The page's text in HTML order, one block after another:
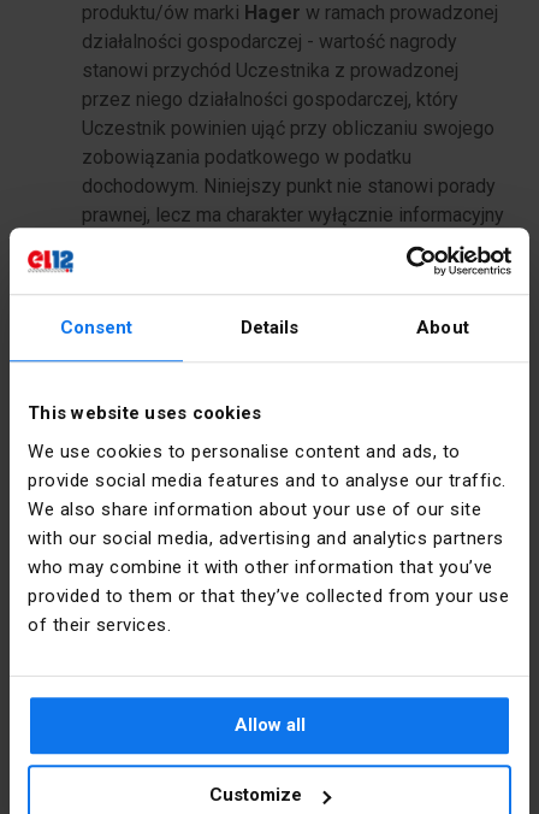
Consent Details About
This website uses cookies
We use cookies to personalise content and ads, to
provide social media features and to analyse our traffic.
We also share information about your use of our site
with our social media, advertising and analytics partners
who may combine it with other information that you’ve
provided to them or that they’ve collected from your use
of their services.
Allow all
Customize
produktu/ów marki Hager w ramach prowadzonej
działalności gospodarczej - wartość nagrody
stanowi przychód Uczestnika z prowadzonej
przez niego działalności gospodarczej, który
Uczestnik powinien ująć przy obliczaniu swojego
zobowiązania podatkowego w podatku
dochodowym. Niniejszy punkt nie stanowi porady
prawnej, lecz ma charakter wyłącznie informacyjny
a Uczestnik powinien ustalić we własnym
zakresie jego sytuację prawno-podatkową.
https://go.hager.com/pl-FazaNaStyl
Zobacz produkty